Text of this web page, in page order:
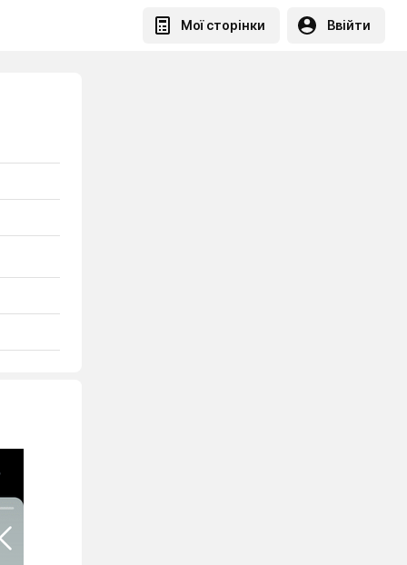
Мої сторінки Ввійти